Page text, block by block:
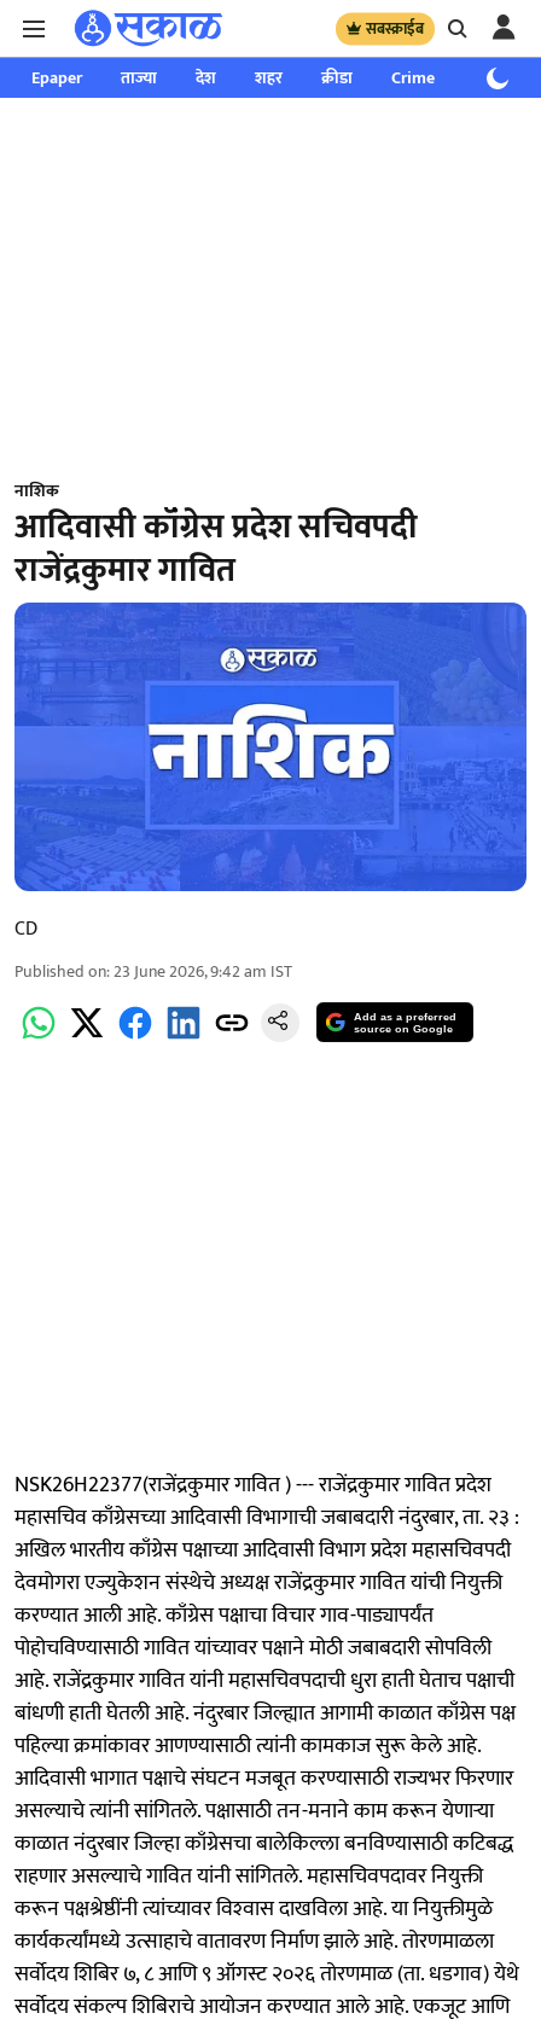
सबस्क्राईब
Epaper ताज्या देश शहर क्रीडा Crime साप्ताहिक
नाशिक
आदिवासी कॉंग्रेस प्रदेश सचिवपदी
राजेंद्रकुमार गावित
CD
Published on:23 June 2026, 9:42 am IST
Add as a preferred
source on Google
NSK26H22377(राजेंद्रकुमार गावित ) --- राजेंद्रकुमार गावित प्रदेश
महासचिव काँग्रेसच्या आदिवासी विभागाची जबाबदारी नंदुरबार, ता. २३ :
अखिल भारतीय काँग्रेस पक्षाच्या आदिवासी विभाग प्रदेश महासचिवपदी
देवमोगरा एज्युकेशन संस्थेचे अध्यक्ष राजेंद्रकुमार गावित यांची नियुक्ती
करण्यात आली आहे. काँग्रेस पक्षाचा विचार गाव-पाड्यापर्यंत
पोहोचविण्यासाठी गावित यांच्यावर पक्षाने मोठी जबाबदारी सोपविली
आहे. राजेंद्रकुमार गावित यांनी महासचिवपदाची धुरा हाती घेताच पक्षाची
बांधणी हाती घेतली आहे. नंदुरबार जिल्ह्यात आगामी काळात काँग्रेस पक्ष
पहिल्या क्रमांकावर आणण्यासाठी त्यांनी कामकाज सुरू केले आहे.
आदिवासी भागात पक्षाचे संघटन मजबूत करण्यासाठी राज्यभर फिरणार
असल्याचे त्यांनी सांगितले. पक्षासाठी तन-मनाने काम करून येणाऱ्या
काळात नंदुरबार जिल्हा काँग्रेसचा बालेकिल्ला बनविण्यासाठी कटिबद्ध
राहणार असल्याचे गावित यांनी सांगितले. महासचिवपदावर नियुक्ती
करून पक्षश्रेष्ठींनी त्यांच्यावर विश्‍वास दाखविला आहे. या नियुक्तीमुळे
कार्यकर्त्यांमध्ये उत्साहाचे वातावरण निर्माण झाले आहे. तोरणमाळला
सर्वोदय शिबिर ७, ८ आणि ९ ऑगस्ट २०२६ तोरणमाळ (ता. धडगाव) येथे
सर्वोदय संकल्प शिबिराचे आयोजन करण्यात आले आहे. एकजूट आणि